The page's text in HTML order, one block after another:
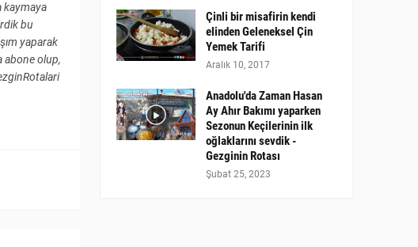
kaymaya
bu
yaparak
abone olup,
Çinli bir misafirin kendi
elinden Geleneksel Çin
Yemek Tarifi
Aralık 10, 2017
Anadolu'da Zaman Hasan
Ay Ahır Bakımı yaparken
Sezonun Keçilerinin ilk
oğlaklarını sevdik -
Gezginin Rotası
Şubat 25, 2023